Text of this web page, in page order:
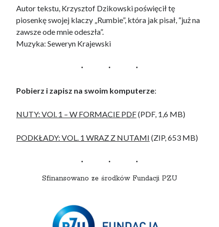
Autor tekstu, Krzysztof Dzikowski poświęcił tę
piosenkę swojej klaczy „Rumbie”, która jak pisał, “już na
zawsze ode mnie odeszła”.
Muzyka: Seweryn Krajewski
Pobierz i zapisz na swoim komputerze:
NUTY: VOl. 1 – W FORMACIE PDF(PDF, 1,6 MB)
PODKŁADY: VOL. 1 WRAZ Z NUTAMI (ZIP, 653 MB)
Sfinansowano ze środków Fundacji PZU